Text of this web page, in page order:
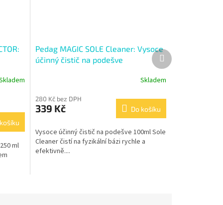
ml
Pedag MAGIC SOLE Cleaner: Vysoce
účinný čistič na podešve
Skladem
280 Kč bez DPH
339 Kč Do košíku
Vysoce účinný čistič na podešve 100ml Sole
Cleaner čistí na fyzikální bázi rychle a
efektivně....
Další
produkt